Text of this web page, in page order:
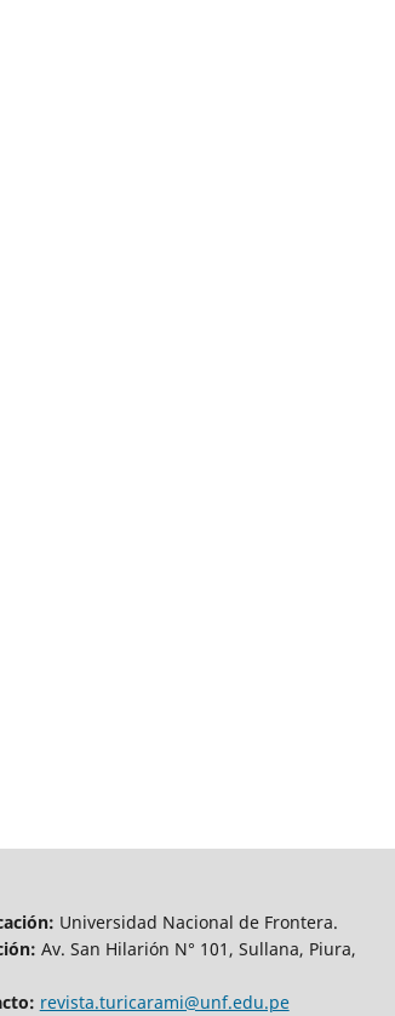
Universidad Nacional de Frontera.
Av. San Hilarión N° 101, Sullana, Piura,
revista.turicarami@unf.edu.pe